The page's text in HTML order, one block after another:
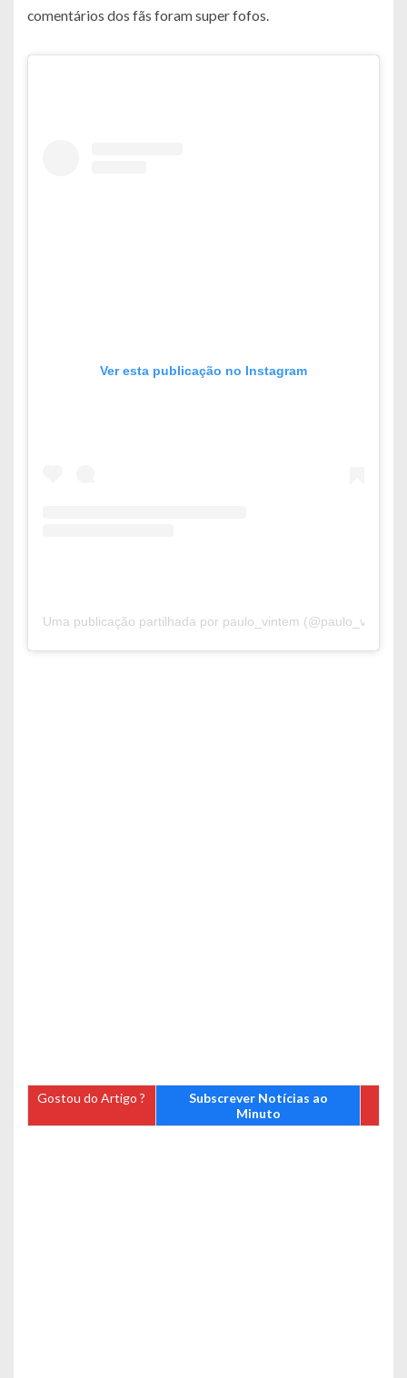
comentários dos fãs foram super fofos.
Ver esta publicação no Instagram
Uma publicação partilhada por paulo_vintem (@paulo_vintem)
Gostou do Artigo ?
Subscrever Notícias ao
Minuto